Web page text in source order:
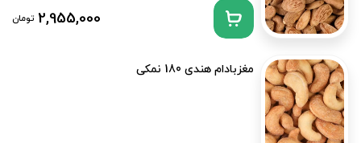
2,955,000 تومان
مغزبادام هندی 180 نمکی